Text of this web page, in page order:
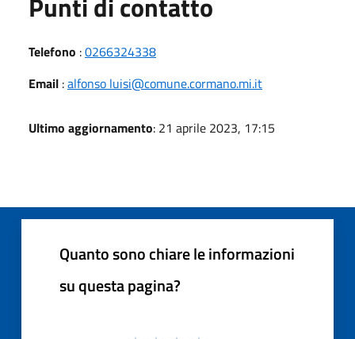
Telefono :0266324338
Email :alfonso luisi@comune.cormano.mi.it
Ultimo aggiornamento: 21 aprile 2023, 17:15
Quanto sono chiare le informazioni
su questa pagina?